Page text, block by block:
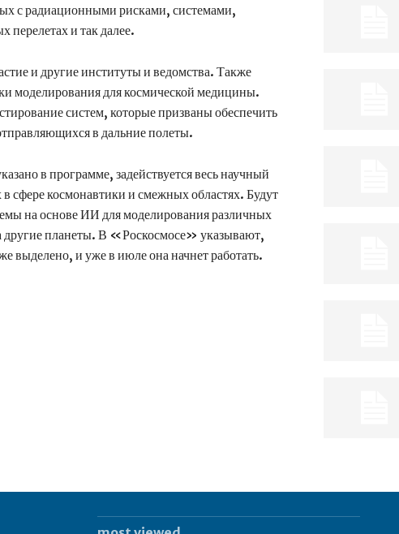
с радиационными рисками, системами,
перелетах и так далее.
и другие институты и ведомства. Также
моделирования для космической медицины.
систем, которые призваны обеспечить
в дальние полеты.
в программе, задействуется весь научный
сфере космонавтики и смежных областях. Будут
на основе ИИ для моделирования различных
другие планеты. В «Роскосмосе» указывают,
выделено, и уже в июле она начнет работать.